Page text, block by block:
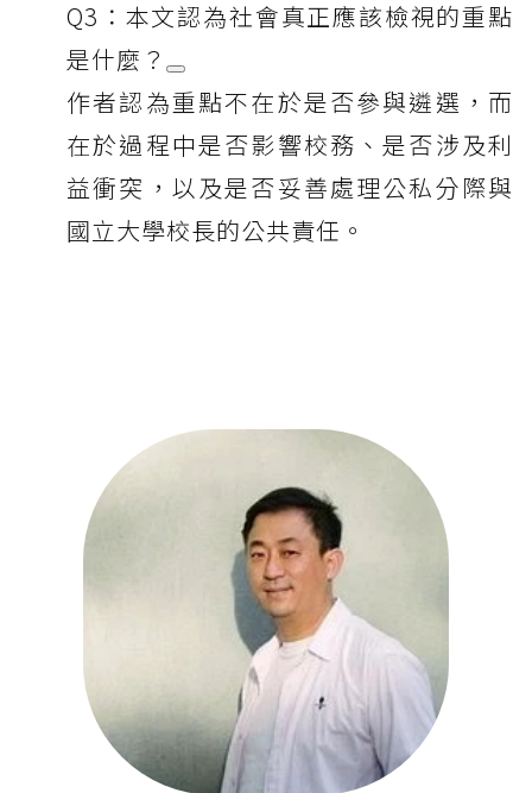
Q3：本文認為社會真正應該檢視的重點
是什麼？
作者認為重點不在於是否參與遴選，而
在於過程中是否影響校務、是否涉及利
益衝突，以及是否妥善處理公私分際與
國立大學校長的公共責任。